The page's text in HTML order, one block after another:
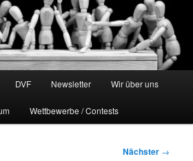
DVF Newsletter Wir über uns
Wettbewerbe / Contests
Nächster →